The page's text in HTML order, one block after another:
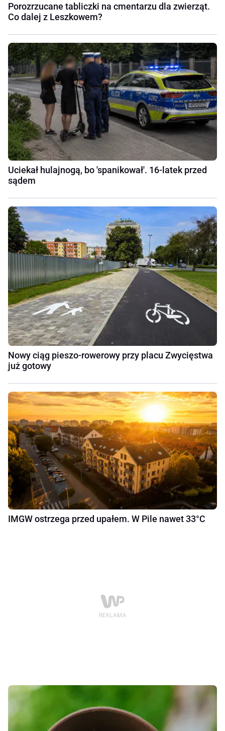
Porozrzucane tabliczki na cmentarzu dla zwierząt.
Co dalej z Leszkowem?
Uciekał hulajnogą, bo 'spanikował'. 16-latek przed
sądem
Nowy ciąg pieszo-rowerowy przy placu Zwycięstwa
już gotowy
IMGW ostrzega przed upałem. W Pile nawet 33°C